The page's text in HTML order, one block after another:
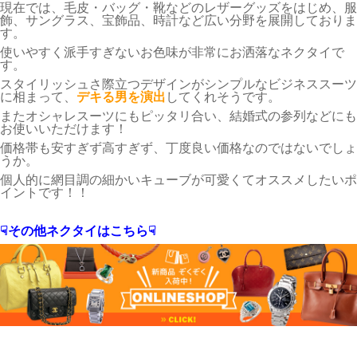
現在では、毛皮・バッグ・靴などのレザーグッズをはじめ、服
飾、サングラス、宝飾品、時計など広い分野を展開しておりま
す。
使いやすく派手すぎないお色味が非常にお洒落なネクタイで
す。
スタイリッシュさ際立つデザインがシンプルなビジネススーツ
に相まって、 デキる男を演出 してくれそうです。
またオシャレスーツにもピッタリ合い、結婚式の参列などにも
お使いいただけます！
価格帯も安すぎず高すぎず、丁度良い価格なのではないでしょ
うか。
個人的に網目調の細かいキューブが可愛くてオススメしたいポ
イントです！！
☟その他ネクタイはこちら☟